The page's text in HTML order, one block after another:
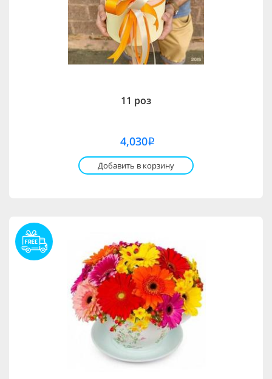
11 роз
4,030i
Добавить в корзину